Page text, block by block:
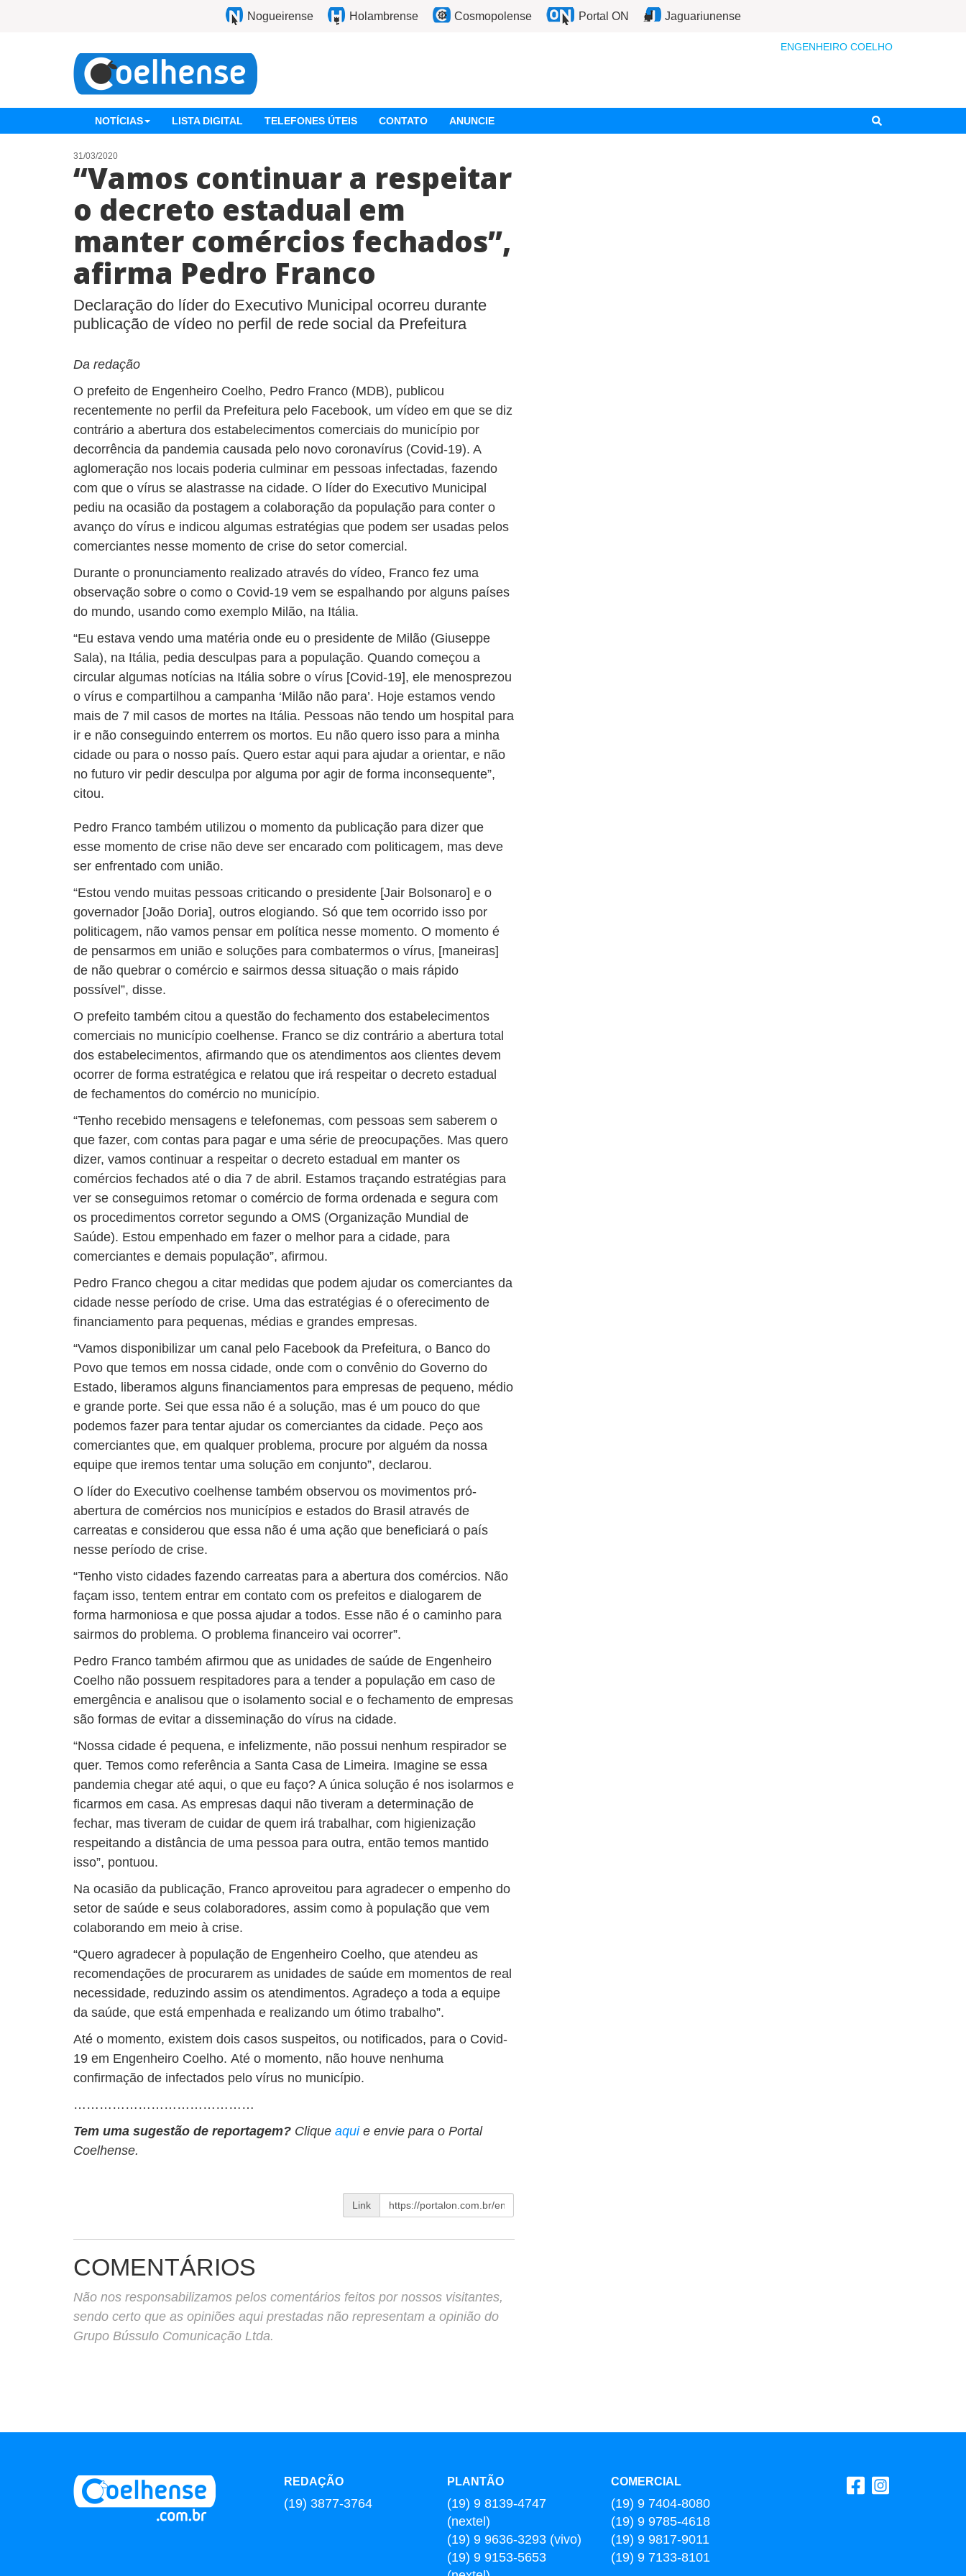
Nogueirense Holambrense Cosmopolense Portal ON Jaguariunense
ENGENHEIRO COELHO
NOTÍCIAS LISTA DIGITAL TELEFONES ÚTEIS CONTATO ANUNCIE
31/03/2020
“Vamos continuar a respeitar
o decreto estadual em
manter comércios fechados”,
afirma Pedro Franco
Declaração do líder do Executivo Municipal ocorreu durante
publicação de vídeo no perfil de rede social da Prefeitura
Da redação
O prefeito de Engenheiro Coelho, Pedro Franco (MDB), publicou
recentemente no perfil da Prefeitura pelo Facebook, um vídeo em que se diz
contrário a abertura dos estabelecimentos comerciais do município por
decorrência da pandemia causada pelo novo coronavírus (Covid-19). A
aglomeração nos locais poderia culminar em pessoas infectadas, fazendo
com que o vírus se alastrasse na cidade. O líder do Executivo Municipal
pediu na ocasião da postagem a colaboração da população para conter o
avanço do vírus e indicou algumas estratégias que podem ser usadas pelos
comerciantes nesse momento de crise do setor comercial.
Durante o pronunciamento realizado através do vídeo, Franco fez uma
observação sobre o como o Covid-19 vem se espalhando por alguns países
do mundo, usando como exemplo Milão, na Itália.
“Eu estava vendo uma matéria onde eu o presidente de Milão (Giuseppe
Sala), na Itália, pedia desculpas para a população. Quando começou a
circular algumas notícias na Itália sobre o vírus [Covid-19], ele menosprezou
o vírus e compartilhou a campanha ‘Milão não para’. Hoje estamos vendo
mais de 7 mil casos de mortes na Itália. Pessoas não tendo um hospital para
ir e não conseguindo enterrem os mortos. Eu não quero isso para a minha
cidade ou para o nosso país. Quero estar aqui para ajudar a orientar, e não
no futuro vir pedir desculpa por alguma por agir de forma inconsequente”,
citou.
Pedro Franco também utilizou o momento da publicação para dizer que
esse momento de crise não deve ser encarado com politicagem, mas deve
ser enfrentado com união.
“Estou vendo muitas pessoas criticando o presidente [Jair Bolsonaro] e o
governador [João Doria], outros elogiando. Só que tem ocorrido isso por
politicagem, não vamos pensar em política nesse momento. O momento é
de pensarmos em união e soluções para combatermos o vírus, [maneiras]
de não quebrar o comércio e sairmos dessa situação o mais rápido
possível”, disse.
O prefeito também citou a questão do fechamento dos estabelecimentos
comerciais no município coelhense. Franco se diz contrário a abertura total
dos estabelecimentos, afirmando que os atendimentos aos clientes devem
ocorrer de forma estratégica e relatou que irá respeitar o decreto estadual
de fechamentos do comércio no município.
“Tenho recebido mensagens e telefonemas, com pessoas sem saberem o
que fazer, com contas para pagar e uma série de preocupações. Mas quero
dizer, vamos continuar a respeitar o decreto estadual em manter os
comércios fechados até o dia 7 de abril. Estamos traçando estratégias para
ver se conseguimos retomar o comércio de forma ordenada e segura com
os procedimentos corretor segundo a OMS (Organização Mundial de
Saúde). Estou empenhado em fazer o melhor para a cidade, para
comerciantes e demais população”, afirmou.
Pedro Franco chegou a citar medidas que podem ajudar os comerciantes da
cidade nesse período de crise. Uma das estratégias é o oferecimento de
financiamento para pequenas, médias e grandes empresas.
“Vamos disponibilizar um canal pelo Facebook da Prefeitura, o Banco do
Povo que temos em nossa cidade, onde com o convênio do Governo do
Estado, liberamos alguns financiamentos para empresas de pequeno, médio
e grande porte. Sei que essa não é a solução, mas é um pouco do que
podemos fazer para tentar ajudar os comerciantes da cidade. Peço aos
comerciantes que, em qualquer problema, procure por alguém da nossa
equipe que iremos tentar uma solução em conjunto”, declarou.
O líder do Executivo coelhense também observou os movimentos pró-
abertura de comércios nos municípios e estados do Brasil através de
carreatas e considerou que essa não é uma ação que beneficiará o país
nesse período de crise.
“Tenho visto cidades fazendo carreatas para a abertura dos comércios. Não
façam isso, tentem entrar em contato com os prefeitos e dialogarem de
forma harmoniosa e que possa ajudar a todos. Esse não é o caminho para
sairmos do problema. O problema financeiro vai ocorrer”.
Pedro Franco também afirmou que as unidades de saúde de Engenheiro
Coelho não possuem respitadores para a tender a população em caso de
emergência e analisou que o isolamento social e o fechamento de empresas
são formas de evitar a disseminação do vírus na cidade.
“Nossa cidade é pequena, e infelizmente, não possui nenhum respirador se
quer. Temos como referência a Santa Casa de Limeira. Imagine se essa
pandemia chegar até aqui, o que eu faço? A única solução é nos isolarmos e
ficarmos em casa. As empresas daqui não tiveram a determinação de
fechar, mas tiveram de cuidar de quem irá trabalhar, com higienização
respeitando a distância de uma pessoa para outra, então temos mantido
isso”, pontuou.
Na ocasião da publicação, Franco aproveitou para agradecer o empenho do
setor de saúde e seus colaboradores, assim como à população que vem
colaborando em meio à crise.
“Quero agradecer à população de Engenheiro Coelho, que atendeu as
recomendações de procurarem as unidades de saúde em momentos de real
necessidade, reduzindo assim os atendimentos. Agradeço a toda a equipe
da saúde, que está empenhada e realizando um ótimo trabalho”.
Até o momento, existem dois casos suspeitos, ou notificados, para o Covid-
19 em Engenheiro Coelho. Até o momento, não houve nenhuma
confirmação de infectados pelo vírus no município.
……………………………………
Tem uma sugestão de reportagem? Clique aqui e envie para o Portal
Coelhense.
Link
COMENTÁRIOS
Não nos responsabilizamos pelos comentários feitos por nossos visitantes,
sendo certo que as opiniões aqui prestadas não representam a opinião do
Grupo Bússulo Comunicação Ltda.
REDAÇÃO
(19) 3877-3764
PLANTÃO
(19) 9 8139-4747
(nextel)
(19) 9 9636-3293 (vivo)
(19) 9 9153-5653
COMERCIAL
(19) 9 7404-8080
(19) 9 9785-4618
(19) 9 9817-9011
(19) 9 7133-8101